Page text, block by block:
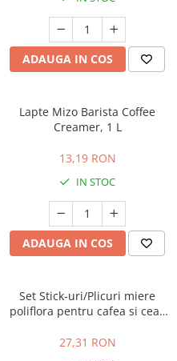
ADAUGA IN COS
Lapte Mizo Barista Coffee
Creamer, 1 L
13,19 RON
IN STOC
ADAUGA IN COS
Set Stick-uri/Plicuri miere
poliflora pentru cafea si ceai,
27,31 RON